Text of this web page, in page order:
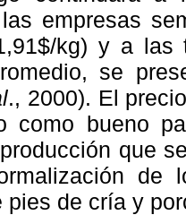
empresas
kg) y a las
se
., 2000). El
como bueno
que
pies de cría y